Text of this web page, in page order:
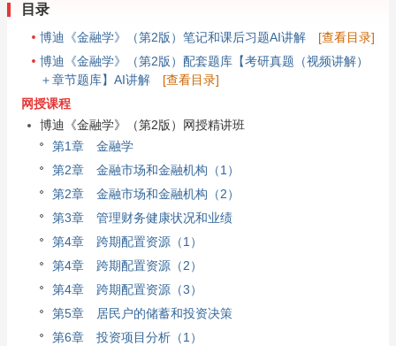
目录
博迪《金融学》（第2版）笔记和课后习题AI讲解
[查看目录]
博迪《金融学》（第2版）配套题库【考研真题（视频讲解）
＋章节题库】AI讲解
[查看目录]
网授课程
博迪《金融学》（第2版）网授精讲班
第1章 金融学
第2章 金融市场和金融机构（1）
第2章 金融市场和金融机构（2）
第3章 管理财务健康状况和业绩
第4章 跨期配置资源（1）
第4章 跨期配置资源（2）
第4章 跨期配置资源（3）
第5章 居民户的储蓄和投资决策
第6章 投资项目分析（1）